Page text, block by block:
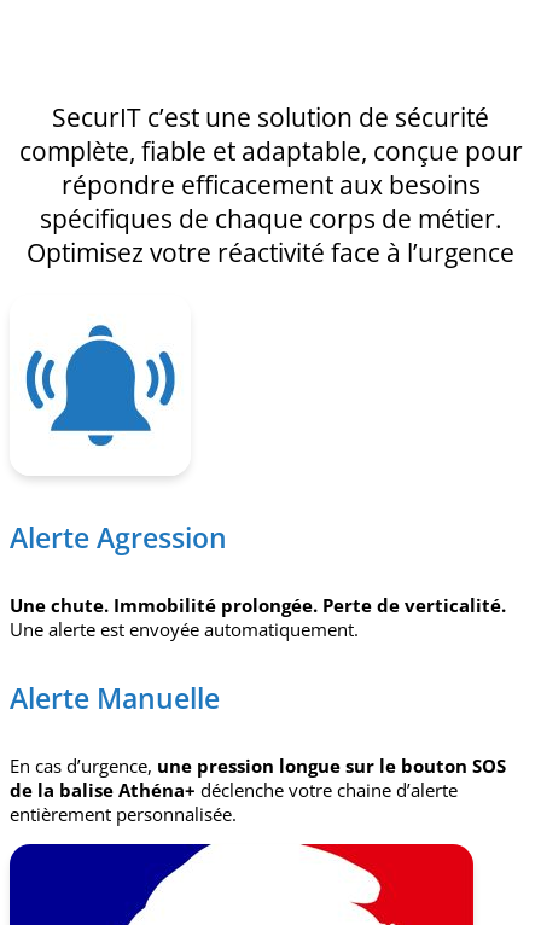
SecurIT c’est une solution de sécurité
complète, fiable et adaptable, conçue pour
répondre efficacement aux besoins
spécifiques de chaque corps de métier.
Optimisez votre réactivité face à l’urgence
Alerte Agression
Une chute. Immobilité prolongée. Perte de verticalité.
Une alerte est envoyée automatiquement.
Alerte Manuelle
En cas d’urgence, une pression longue sur le bouton SOS
de la balise Athéna+ déclenche votre chaine d’alerte
entièrement personnalisée.